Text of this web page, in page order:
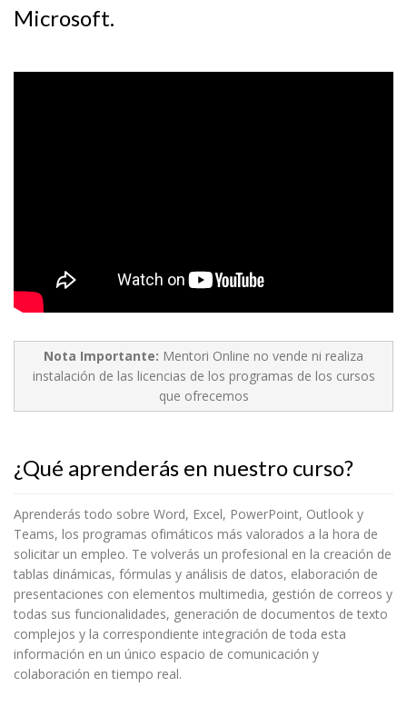
Microsoft.
Nota Importante: Mentori Online no vende ni realiza
instalación de las licencias de los programas de los cursos
que ofrecemos
¿Qué aprenderás en nuestro curso?
Aprenderás todo sobre Word, Excel, PowerPoint, Outlook y
Teams, los programas ofimáticos más valorados a la hora de
solicitar un empleo. Te volverás un profesional en la creación de
tablas dinámicas, fórmulas y análisis de datos, elaboración de
presentaciones con elementos multimedia, gestión de correos y
todas sus funcionalidades, generación de documentos de texto
complejos y la correspondiente integración de toda esta
información en un único espacio de comunicación y
colaboración en tiempo real.